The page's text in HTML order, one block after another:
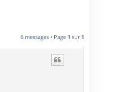
6 messages • Page 1 sur 1